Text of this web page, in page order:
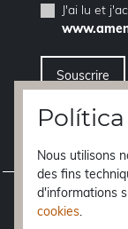
J'ai lu et
Je veux me
Avis juridique
Nous utilisons
des fins
d'informations
cookies.